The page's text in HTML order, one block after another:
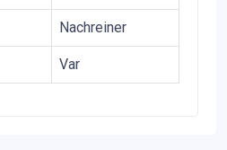
Nachreiner
Var